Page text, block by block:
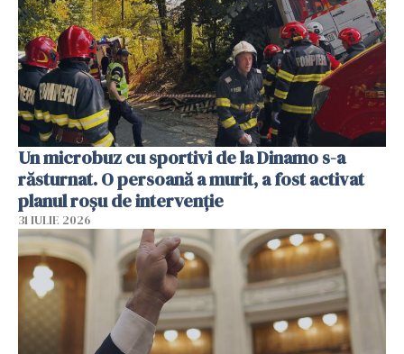
Un microbuz cu sportivi de la Dinamo s-a
răsturnat. O persoană a murit, a fost activat
planul roșu de intervenție
31 IULIE 2026